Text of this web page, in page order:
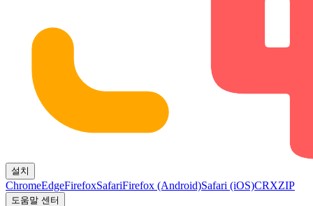
설치
ChromeEdgeFirefoxSafariFirefox (Android)Safari (iOS)CRXZIP
도움말 센터